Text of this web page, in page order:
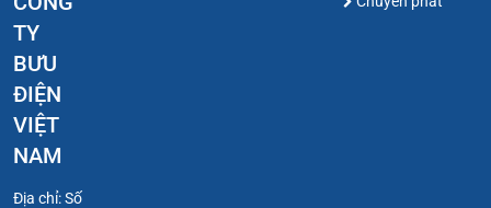
TY
BƯU
ĐIỆN
VIỆT
NAM
Địa chỉ: Số